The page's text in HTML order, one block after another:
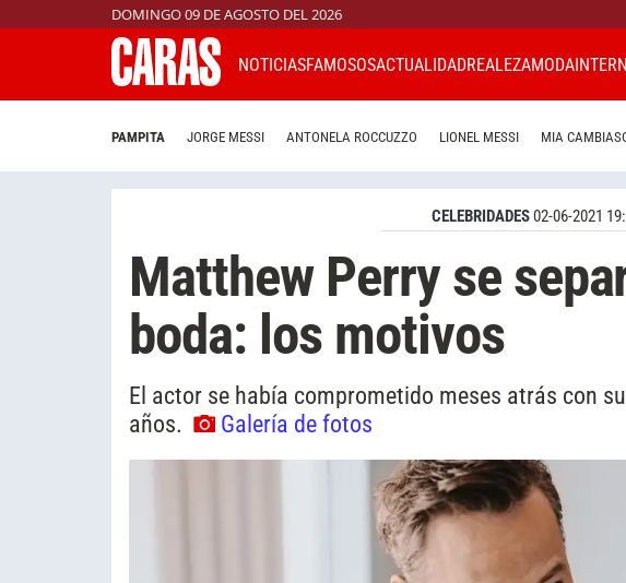
DOMINGO 09 DE AGOSTO DEL 2026
NOTICIASFAMOSOSACTUALIDADREALEZAMODA
PAMPITA JORGE MESSI ANTONELA ROCCUZZO LIONEL MESSI MIA
CELEBRIDADES02-06-2021
Matthew Perry se
boda: los motivos
El actor se había comprometido meses atrás con
años.
Galería de fotos